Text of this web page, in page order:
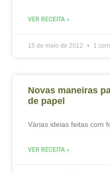
VER RECEITA »
15 de maio de 2012 1
Novas maneiras
de papel
Várias ideias feitas com
VER RECEITA »